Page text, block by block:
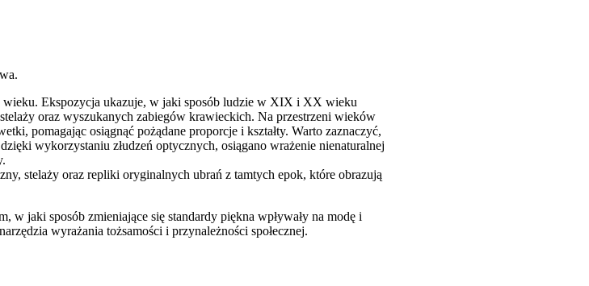
Ekspozycja ukazuje, w jaki sposób ludzie w XIX i XX wieku
oraz wyszukanych zabiegów krawieckich. Na przestrzeni wieków
pomagając osiągnąć pożądane proporcje i kształty. Warto zaznaczyć,
wykorzystaniu złudzeń optycznych, osiągano wrażenie nienaturalnej
stelaży oraz repliki oryginalnych ubrań z tamtych epok, które obrazują
w jaki sposób zmieniające się standardy piękna wpływały na modę i
wyrażania tożsamości i przynależności społecznej.